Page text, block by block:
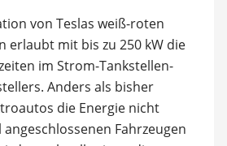
von Teslas weiß-roten
erlaubt mit bis zu 250 kW die
im Strom-Tankstellen-
Anders als bisher
die Energie nicht
Fahrzeugen